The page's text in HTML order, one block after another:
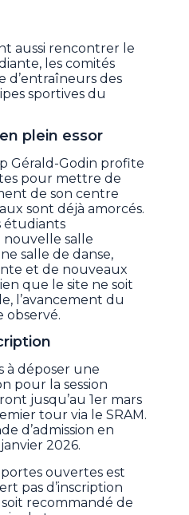
aussi rencontrer le
les comités
d’entraîneurs des
sportives du
plein essor
Gérald-Godin profite
pour mettre de
de son centre
sont déjà amorcés.
étudiants
nouvelle salle
salle de danse,
et de nouveaux
que le site ne soit
l’avancement du
observé.
à déposer une
pour la session
jusqu’au 1er mars
tour via le SRAM.
d’admission en
2026.
ouvertes est
pas d’inscription
recommandé de